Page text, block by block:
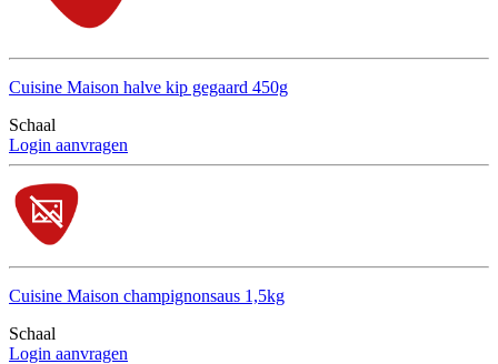
Cuisine Maison halve kip gegaard 450g
Schaal
Login aanvragen
Cuisine Maison champignonsaus 1,5kg
Schaal
Login aanvragen